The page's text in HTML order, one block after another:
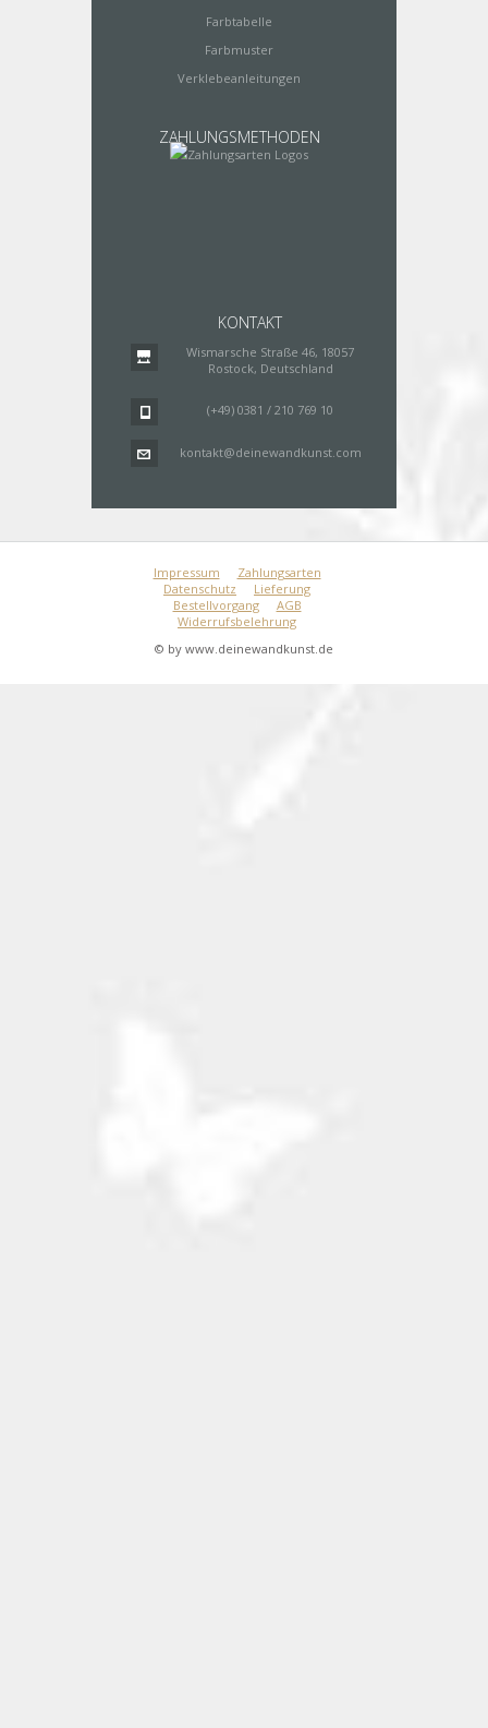
Farbtabelle
Farbmuster
Verklebeanleitungen
ZAHLUNGSMETHODEN
KONTAKT
Wismarsche Straße 46, 18057
Rostock, Deutschland
(+49) 0381 / 210 769 10
kontakt@deinewandkunst.com
Impressum
Zahlungsarten
Datenschutz
Lieferung
Bestellvorgang
AGB
Widerrufsbelehrung
© by www.deinewandkunst.de